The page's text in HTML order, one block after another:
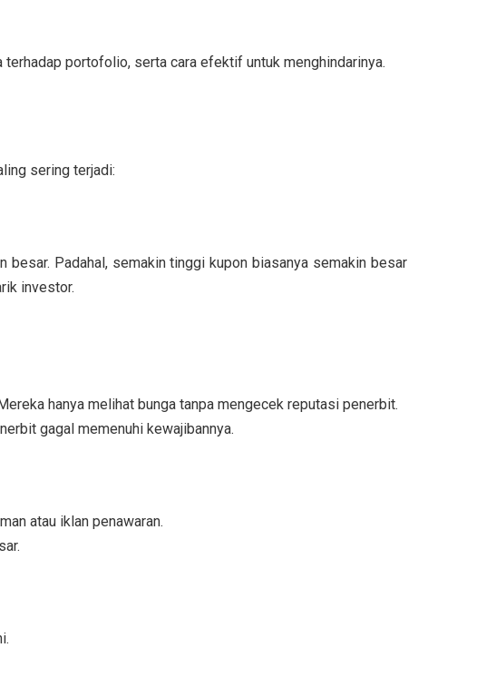
portofolio, serta cara efektif untuk menghindarinya.
sering terjadi:
besar. Padahal, semakin tinggi kupon biasanya semakin besar
investor.
hanya melihat bunga tanpa mengecek reputasi penerbit.
gagal memenuhi kewajibannya.
atau iklan penawaran.